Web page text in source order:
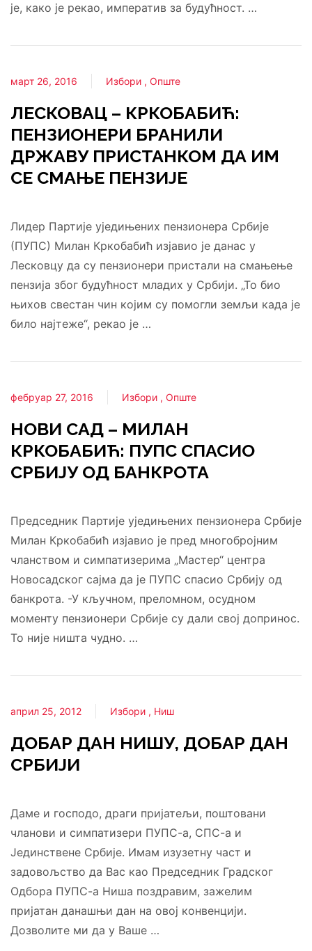
је, како је рекао, императив за будућност. …
март 26, 2016 Избори Опште
ЛЕСКОВАЦ – КРКОБАБИЋ:
ПЕНЗИОНЕРИ БРАНИЛИ
ДРЖАВУ ПРИСТАНКОМ ДА ИМ
СЕ СМАЊЕ ПЕНЗИЈЕ
Лидер Партије уједињених пензионера Србије
(ПУПС) Милан Кркобабић изјавио је данас у
Лесковцу да су пензионери пристали на смањење
пензија због будућност младих у Србији. „То био
њихов свестан чин којим су помогли земљи када је
било најтеже“, рекао је …
фебруар 27, 2016 Избори Опште
НОВИ САД – МИЛАН
КРКОБАБИЋ: ПУПС СПАСИО
СРБИЈУ ОД БАНКРОТА
Председник Партије уједињених пензионера Србије
Милан Кркобабић изјавио је пред многобројним
чланством и симпатизерима „Мастер“ центра
Новосадског сајма да је ПУПС спасио Србију од
банкрота. -У кључном, преломном, осудном
моменту пензионери Србије су дали свој допринос.
То није ништа чудно. …
април 25, 2012 Избори Ниш
ДОБАР ДАН НИШУ, ДОБАР ДАН
СРБИЈИ
Даме и господо, драги пријатељи, поштовани
чланови и симпатизери ПУПС-а, СПС-а и
Јединствене Србије. Имам изузетну част и
задовољство да Вас као Председник Градског
Одбора ПУПС-а Ниша поздравим, зажелим
пријатан данашњи дан на овој конвенцији.
Дозволите ми да у Ваше …